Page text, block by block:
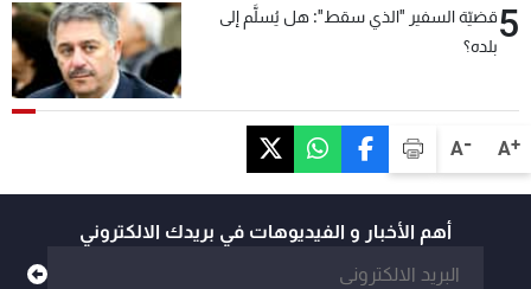
A+
A-
5قضيّة السفير "الذي سقط": هل يُسلَّم إلى
بلده؟
أهم الأخبار و الفيديوهات في بريدك الالكتروني